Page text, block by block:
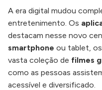
A era digital mudou
entretenimento. Os
destacam nesse novo
smartphone ou tablet,
vasta coleção de filmes
como as pessoas
acessível e diversificado.